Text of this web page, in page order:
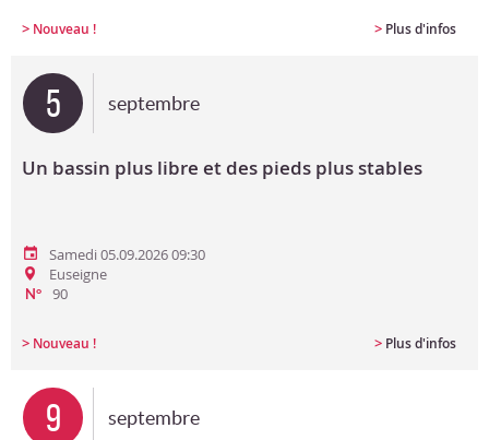
> Nouveau ! > Plus d'infos
5 septembre
Un bassin plus libre et des pieds plus stables
Samedi 05.09.2026 09:30
Euseigne
N° 90
> Nouveau ! > Plus d'infos
9 septembre